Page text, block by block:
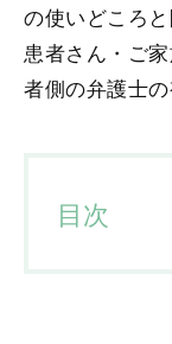
の使いどころ
患者さん・ご
者側の弁護士の
目次